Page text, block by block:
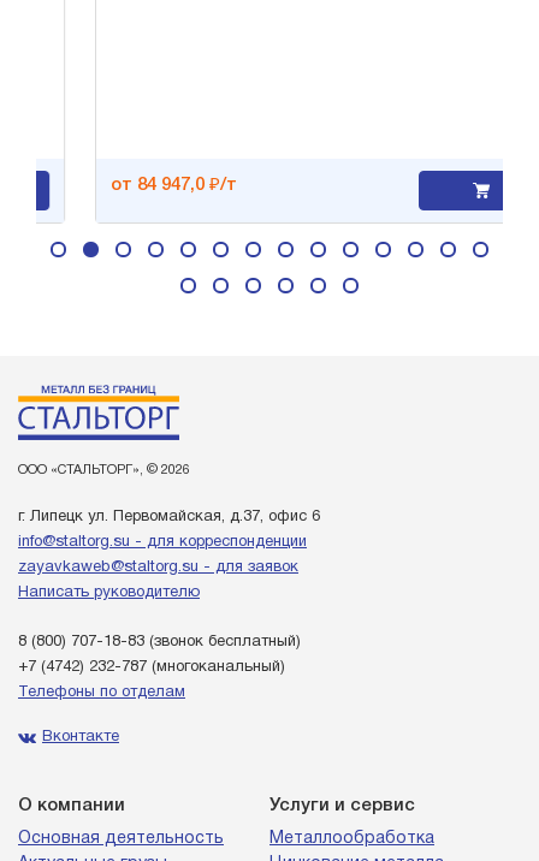
от 84 947,0 ₽/т
ООО «СТАЛЬТОРГ», © 2026
г. Липецк ул. Первомайская, д.37, офис 6
info@staltorg.su - для корреспонденции
zayavkaweb@staltorg.su - для заявок
Написать руководителю
8 (800) 707-18-83 (звонок бесплатный)
+7 (4742) 232-787 (многоканальный)
Телефоны по отделам
Вконтакте
О компании
Основная деятельность
Услуги и сервис
Металлообработка